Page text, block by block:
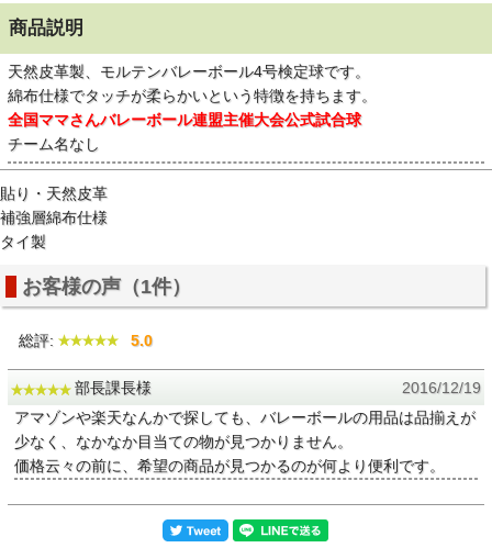
商品説明
天然皮革製、モルテンバレーボール4号検定球です。
綿布仕様でタッチが柔らかいという特徴を持ちます。
全国ママさんバレーボール連盟主催大会公式試合球
チーム名なし
貼り・天然皮革
補強層綿布仕様
タイ製
お客様の声（1件）
総評: 5.0
部長課長様
2016/12/19
アマゾンや楽天なんかで探しても、バレーボールの用品は品揃えが
少なく、なかなか目当ての物が見つかりません。
価格云々の前に、希望の商品が見つかるのが何より便利です。